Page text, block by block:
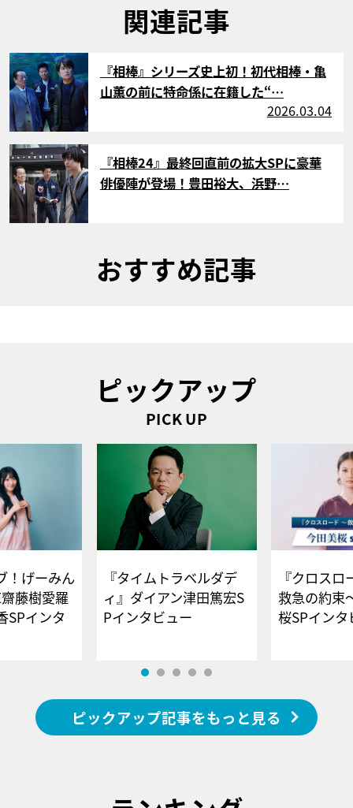
関連記事
サムネイル
『相棒』シリーズ史上初！初代相棒・亀
山薫の前に特命係に在籍した“…
2026.03.04
サムネイル
『相棒24』最終回直前の拡大SPに豪華
俳優陣が登場！豊田裕大、浜野…
おすすめ記事
ピックアップ
PICK UP
！げーみん
藤樹愛羅
SPインタ
『タイムトラベルダデ
ィ』ダイアン津田篤宏S
Pインタビュー
『クロス
救急の約束
桜SPイ
ピックアップ記事をもっと見る